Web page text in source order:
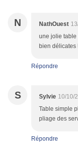
N NathOuest
une jolie table
bien délicates
Répondre
S Sylvie 10/10/
Table simple
pliage des
Répondre